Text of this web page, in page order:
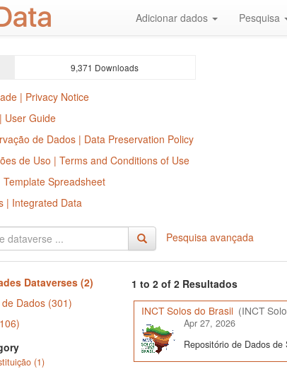
Adicionar dados Pesquisa
9,371 Downloads
| Privacy Notice
User Guide
de Dados | Data Preservation Policy
de Uso | Terms and Conditions of Use
Spreadsheet
| Integrated Data
Pesquisa avançada
Dataverses (2)
Dados (301)
(1)
1 to 2 of 2 Resultados
INCT Solos do Brasil (INCT
Apr 27, 2026
Repositório de Dados